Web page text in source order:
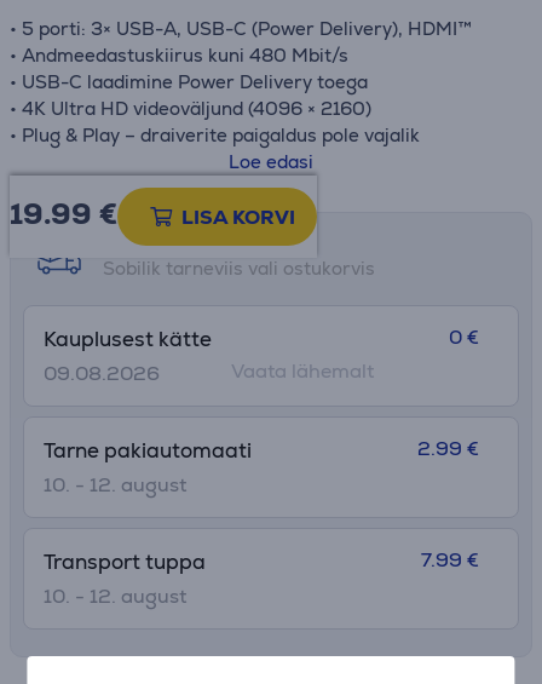
• 5 porti: 3× USB-A, USB-C (Power Delivery), HDMI™
• Andmeedastuskiirus kuni 480 Mbit/s
• USB-C laadimine Power Delivery toega
• 4K Ultra HD videoväljund (4096 × 2160)
• Plug & Play – draiverite paigaldus pole vajalik
Loe edasi
19.99 € LISA KORVI
Tarne võimalused
Sobilik tarneviis vali ostukorvis
Kauplusest kätte
09.08.2026
0 €
Vaata lähemalt
Tarne pakiautomaati
10. - 12. august
2.99 €
Transport tuppa
10. - 12. august
7.99 €